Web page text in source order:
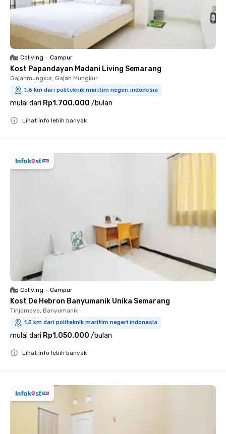
Coliving • Campur
Kost Papandayan Madani Living Semarang
Gajahmungkur, Gajah Mungkur
1.6 km dari politeknik maritim negeri indonesia
mulai dari Rp1.700.000 /bulan
Lihat info lebih banyak
Coliving • Campur
Kost De Hebron Banyumanik Unika Semarang
Tinjomoyo, Banyumanik
1.5 km dari politeknik maritim negeri indonesia
mulai dari Rp1.050.000 /bulan
Lihat info lebih banyak